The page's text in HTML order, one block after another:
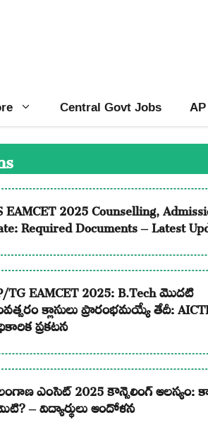
Central Govt Jobs
EAMCET 2025 Counselling,
Required Documents – Latest
TG EAMCET 2025: B.Tech మొదటి
క్లాసులు ప్రారంభమయ్యే తేదీ:
ప్రకటన
ఎంసెట్ 2025 కౌన్సెలింగ్ ఆలస్యం:
– విద్యార్థులు ఆందోళన